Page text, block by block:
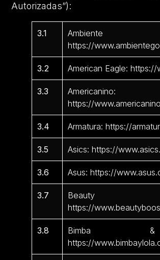
Autorizadas”):
3.1
Ambiente
https://
3.2 American Eagle:
3.3
Americanino:
https://
3.4 Armatura: https://
3.5 Asics: https://
3.6 Asus: https://
3.7
Beauty
https://
3.8
Bimba
https://